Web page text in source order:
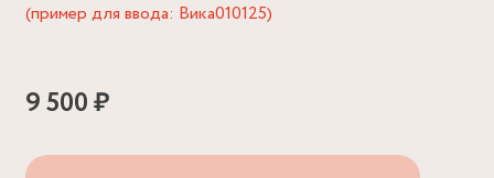
(пример для ввода: Вика010125)
9 500 ₽